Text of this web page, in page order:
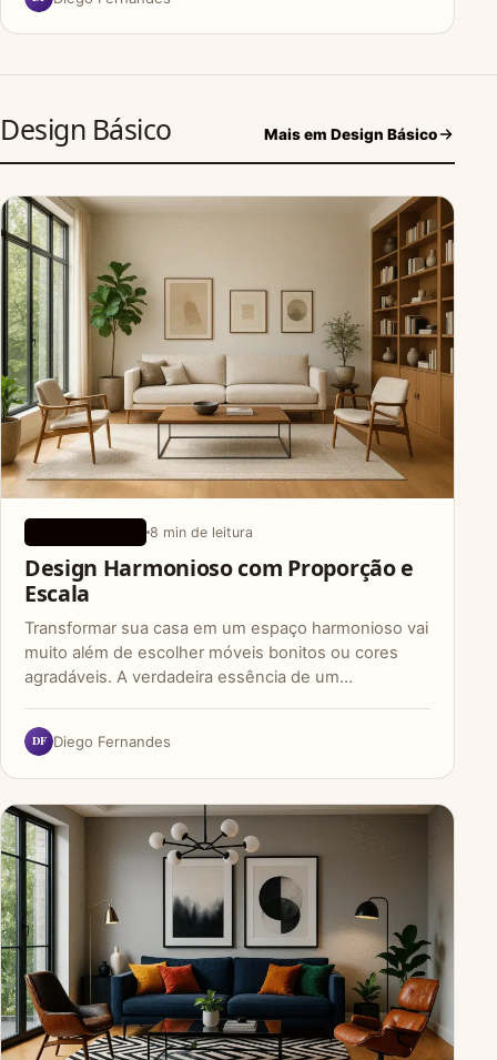
Design Básico Mais em Design Básico
8 min de leitura
Design Harmonioso com Proporção e
Escala
Transformar sua casa em um espaço harmonioso vai
muito além de escolher móveis bonitos ou cores
agradáveis. A verdadeira essência de um…
DF Diego Fernandes